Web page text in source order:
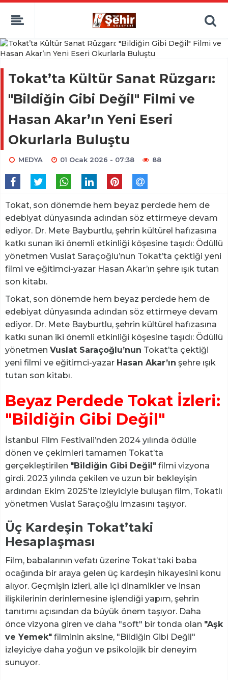
Tokat’ta Kültür Sanat Rüzgarı:
"Bildiğin Gibi Değil" Filmi ve
Hasan Akar’ın Yeni Eseri
Okurlarla Buluştu
MEDYA 01 Ocak 2026 - 07:38 88
Tokat, son dönemde hem beyaz perdede hem de
edebiyat dünyasında adından söz ettirmeye devam
ediyor. Dr. Mete Bayburtlu, şehrin kültürel hafızasına
katkı sunan iki önemli etkinliği köşesine taşıdı: Ödüllü
yönetmen Vuslat Saraçoğlu’nun Tokat’ta çektiği yeni
filmi ve eğitimci-yazar Hasan Akar’ın şehre ışık tutan
son kitabı.
Tokat, son dönemde hem beyaz perdede hem de
edebiyat dünyasında adından söz ettirmeye devam
ediyor. Dr. Mete Bayburtlu, şehrin kültürel hafızasına
katkı sunan iki önemli etkinliği köşesine taşıdı: Ödüllü
yönetmen Vuslat Saraçoğlu’nun Tokat’ta çektiği
yeni filmi ve eğitimci-yazar Hasan Akar’ın şehre ışık
tutan son kitabı.
Beyaz Perdede Tokat İzleri:
"Bildiğin Gibi Değil"
İstanbul Film Festivali’nden 2024 yılında ödülle
dönen ve çekimleri tamamen Tokat’ta
gerçekleştirilen "Bildiğin Gibi Değil" filmi vizyona
girdi. 2023 yılında çekilen ve uzun bir bekleyişin
ardından Ekim 2025’te izleyiciyle buluşan film, Tokatlı
yönetmen Vuslat Saraçoğlu imzasını taşıyor.
Üç Kardeşin Tokat’taki
Hesaplaşması
Film, babalarının vefatı üzerine Tokat’taki baba
ocağında bir araya gelen üç kardeşin hikayesini konu
alıyor. Geçmişin izleri, aile içi dinamikler ve insan
ilişkilerinin derinlemesine işlendiği yapım, şehrin
tanıtımı açısından da büyük önem taşıyor. Daha
önce vizyona giren ve daha "soft" bir tonda olan "Aşk
ve Yemek" filminin aksine, "Bildiğin Gibi Değil"
izleyiciye daha yoğun ve psikolojik bir deneyim
sunuyor.